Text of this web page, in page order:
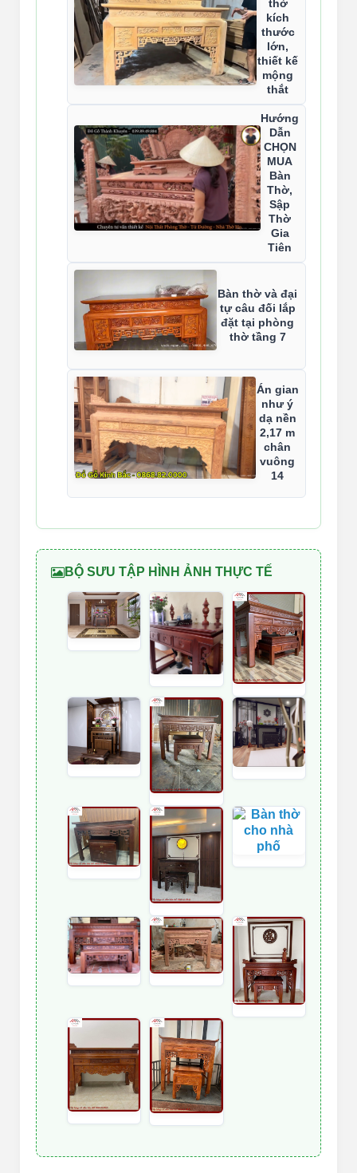
thờ
kích
thước
lớn,
thiết kế
mộng
thắt
Hướng
Dẫn
CHỌN
MUA
Bàn
Thờ,
Sập
Thờ
Gia
Tiên
Bàn thờ và đại
tự câu đối lắp
đặt tại phòng
thờ tầng 7
Án gian
như ý
dạ nền
2,17 m
chân
vuông
14
BỘ SƯU TẬP HÌNH ẢNH THỰC TẾ